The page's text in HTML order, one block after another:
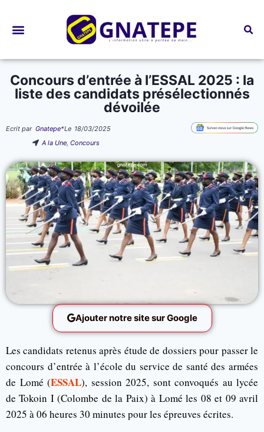
Concours d’entrée à l’ESSAL 2025 : la
liste des candidats présélectionnés
dévoilée
Ecrit par Gnatepe*Le 18/03/2025
A la Une,Concours
Ajouter notre site sur Google
Les candidats retenus après étude de dossiers pour passer le
concours d’entrée à l’école du service de santé des armées
de Lomé (ESSAL), session 2025, sont convoqués au lycée
de Tokoin I (Colombe de la Paix) à Lomé les 08 et 09 avril
2025 à 06 heures 30 minutes pour les épreuves écrites.